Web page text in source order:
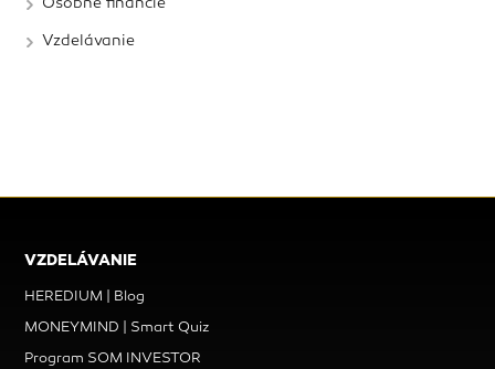
Vzdelávanie
VZDELÁVANIE
HEREDIUM | Blog
MONEYMIND | Smart Quiz
Program SOM INVESTOR